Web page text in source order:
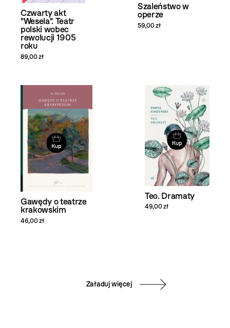
Czwarty akt
"Wesela". Teatr
polski wobec
rewolucji 1905
roku
89,00 zł
Szaleństwo w
operze
59,00 zł
Kup
Gawędy o teatrze
krakowskim
46,00 zł
Kup
Teo. Dramaty
49,00 zł
Załaduj więcej